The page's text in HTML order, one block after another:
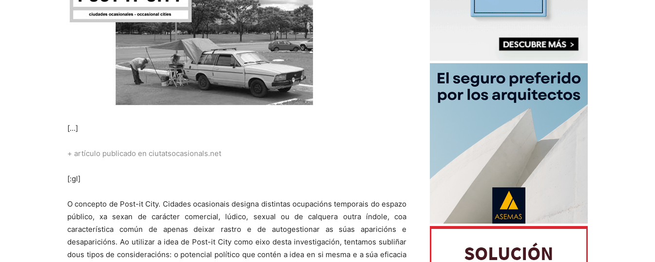
[…]
+ artículo publicado en ciutatsocasionals.net
[:gl]
O concepto de Post-it City. Cidades ocasionais designa distintas ocupacións temporais do espazo
público, xa sexan de carácter comercial, lúdico, sexual ou de calquera outra índole, coa
característica común de apenas deixar rastro e de autogestionar as súas aparicións e
desaparicións. Ao utilizar a idea de Post-it City como eixo desta investigación, tentamos subliñar
dous tipos de consideracións: o potencial político que contén a idea en si mesma e a súa eficacia